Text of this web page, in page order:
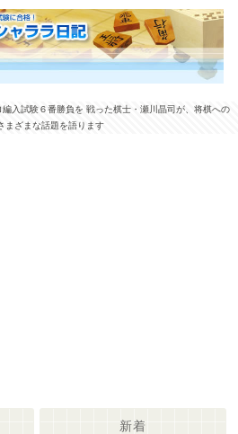
入試験６番勝負を 戦った棋士・瀬川晶司が、将棋への
まざまな話題を語ります
新着